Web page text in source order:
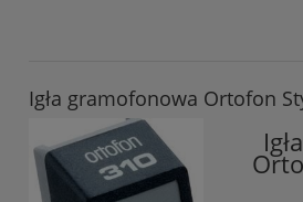
Igła gramofonowa Ortofon